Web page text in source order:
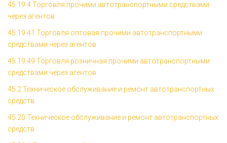
45.19.4 Торговля прочими автотранспортными средствами
через агентов
45.19.41 Торговля оптовая прочими автотранспортными
средствами через агентов
45.19.49 Торговля розничная прочими автотранспортными
средствами через агентов
45.2 Техническое обслуживание и ремонт автотранспортных
средств
45.20 Техническое обслуживание и ремонт автотранспортных
средств